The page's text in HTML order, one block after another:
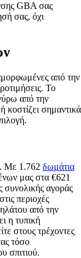
GBA σας
σας, όχι
από την
Το
από την
σημαντικά
Με 1.762 δωμάτια
μας στα €621
συνολικής αγοράς
περιοχές
από την
η τυπική
στους τρέχοντες
τόσο
σπιτιού.